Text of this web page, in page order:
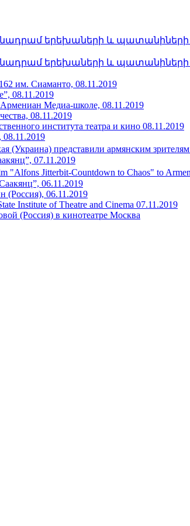
երեխաների և պատանիների
երեխաների և պատանիների
им. Сиаманто, 08.11.2019
08.11.2019
Медиа-школе, 08.11.2019
08.11.2019
института театра и кино 08.11.2019
представили армянским
07.11.2019
Jitterbit-Countdown to Chaos" to
06.11.2019
(Россия), 06.11.2019
Institute of Theatre and Cinema 07.11.2019
(Россия) в кинотеатре Москва